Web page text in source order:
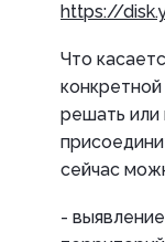
https://
Что
решать
сейчас
-